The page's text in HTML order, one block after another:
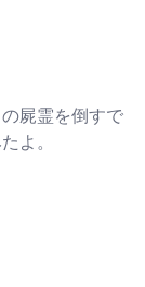
屍霊を倒すで
よ。